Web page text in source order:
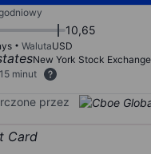
10,65
WalutaUSD
New York Stock Exchange
minut
przez